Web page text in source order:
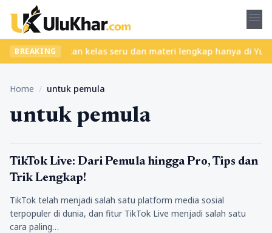
menu
BREAKING
Temukan kelas seru dan materi lengkap hanya di
Home / untuk pemula
untuk pemula
Tips Marketing
TikTok Live: Dari Pemula hingga Pro, Tips dan
Trik Lengkap!
TikTok telah menjadi salah satu platform media sosial
terpopuler di dunia, dan fitur TikTok Live menjadi salah satu
cara paling…